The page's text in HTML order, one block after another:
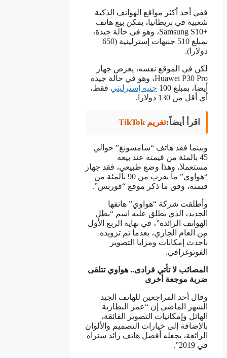
ففي أحد أكثر مواقع الهواتف الذكية
شعبية في بريطانيا، يمكن بيع هاتف
+Samsung S10، وهو في حالة جيدة،
بمبلغ 510 جنيهات إسترلينية (650
دولارا).
لكن في الموقع نفسه، يعرض جهاز
Huawei P30 Pro، وهو في حالة جيدة
أيضا، بمبلغ 100
جنيه إسترليني فقط،
أي أقل من 130 دولارا.
اقرأ أيضاً:تغريم TikTok
وبينما فقد هاتف “سامسونغ” حوالي
45 بالمئة من قيمته عند بيعه
مستعملا، وهذا وضع طبيعي، فقد جهاز
“هواوي” ما يقرب من 90 بالمئة من
قيمته، وفق ما ذكر موقع “فوربس”.
وأطلقت شركة “هواوي” هاتفها
الجديد، الذي يطلق عليه اسم “بطل
الهواتف الرائدة”، في نهاية الربع الأول
من العام الجاري، بعدما تم تزويده
بأحدث إمكانات ومزايا التصوير
الفوتوغرافي.
المصائب لا تأتي فرادى.. هواوي تتلقى
ضربة موجعة أخرى
وقال أحد المراجعين للهاتف الجيد
الشهر الماضي إن “عمر البطارية
الهائل وإمكانيات التصوير الفائقة،
بالإضافة إلى خيارات التصميم والألوان
الرائعة، يجعله أفضل هاتف رائد سنراه
في 2019”.